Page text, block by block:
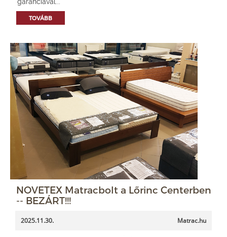
TOVÁBB
NOVETEX Matracbolt a Lőrinc Centerben
-- BEZÁRT!!!
2025.11.30. Matrac.hu